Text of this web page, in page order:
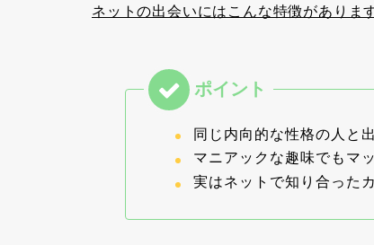
ネットの出会いにはこんな特徴があります
同じ内向的な性格の人と
マニアックな趣味でもマ
実はネットで知り合った